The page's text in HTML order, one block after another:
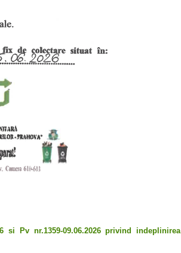
si Pv nr.1359-09.06.2026 privind indeplinirea